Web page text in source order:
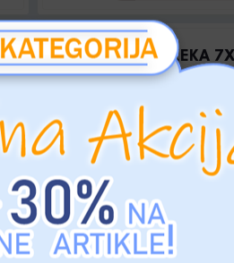
USKR. FIGURA ZEKA
Šifra: 10035581